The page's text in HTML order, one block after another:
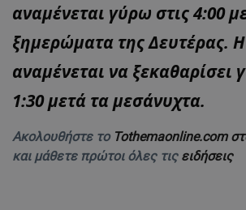
αναμένεται γύρω στις 4:00
ξημερώματα της Δευτέρας.
αναμένεται να ξεκαθαρίσει
1:30 μετά τα μεσάνυχτα.
Ακολουθήστε το Tothemaonline.com
και μάθετε πρώτοι όλες τις ειδήσεις